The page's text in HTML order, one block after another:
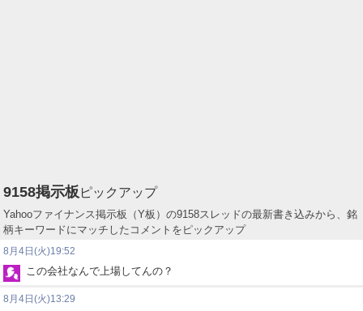
9158掲示板 ピックアップ
Yahooファイナンス掲示板（Y板）の9158スレッドの最新書き込みから、銘
柄キーワードにマッチしたコメントをピックアップ
8月4日(火)19:52
この会社なんで上場してんの？
8月4日(火)13:29